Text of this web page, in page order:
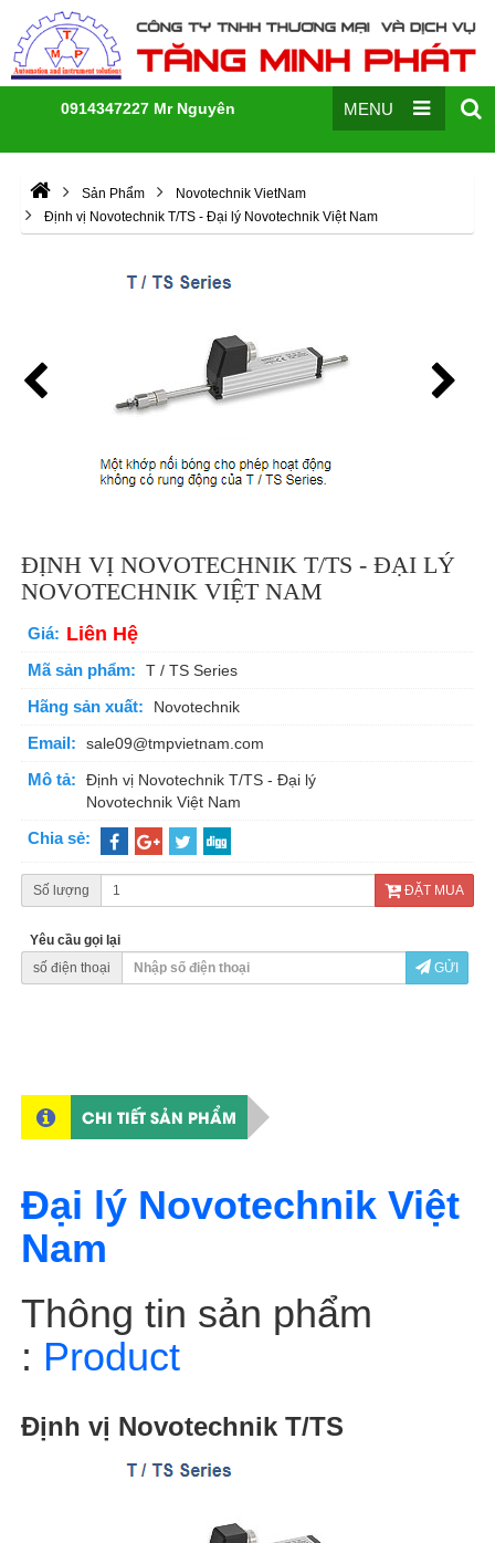
0914347227 Mr Nguyên MENU
Sản Phẩm
Novotechnik VietNam
Định vị Novotechnik T/TS - Đại lý Novotechnik Việt Nam
ĐỊNH VỊ NOVOTECHNIK T/TS - ĐẠI LÝ
NOVOTECHNIK VIỆT NAM
Giá: Liên Hệ
Mã sản phẩm: T / TS Series
Hãng sản xuất: Novotechnik
Email: sale09@tmpvietnam.com
Mô tả:
Định vị Novotechnik T/TS - Đại lý
Novotechnik Việt Nam
Chia sẻ:
Số lượng ĐẶT MUA
Yêu cầu gọi lại
số điện thoại
GỬI
CHI TIẾT SẢN PHẨM
Đại lý Novotechnik Việt
Nam
Thông tin sản phẩm
: Product
Định vị Novotechnik T/TS